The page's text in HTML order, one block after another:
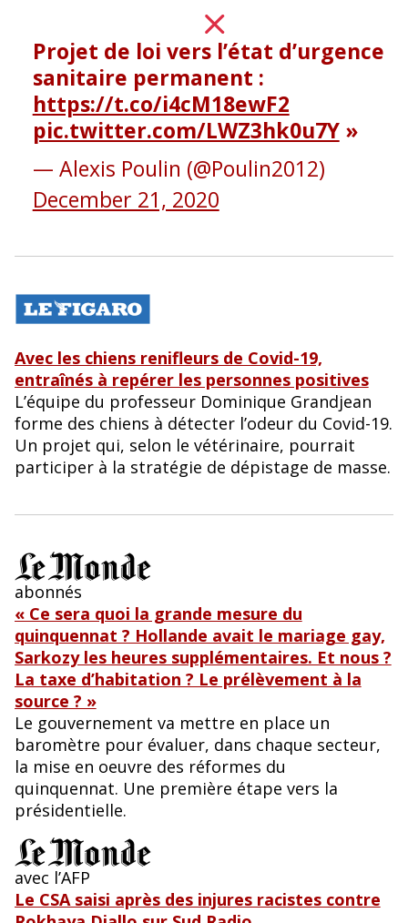
Projet de loi vers l’état d’urgence
sanitaire permanent :
https://t.co/i4cM18ewF2
pic.twitter.com/LWZ3hk0u7Y
— Alexis Poulin (@Poulin2012)
December 21, 2020
Avec les chiens renifleurs de Covid-19,
entraînés à repérer les personnes positives
L’équipe du professeur Dominique Grandjean
forme des chiens à détecter l’odeur du Covid-19.
Un projet qui, selon le vétérinaire, pourrait
participer à la stratégie de dépistage de masse.
abonnés
« Ce sera quoi la grande mesure du
quinquennat ? Hollande avait le mariage gay,
Sarkozy les heures supplémentaires. Et nous ?
La taxe d’habitation ? Le prélèvement à la
source ? »
Le gouvernement va mettre en place un
baromètre pour évaluer, dans chaque secteur,
la mise en oeuvre des réformes du
quinquennat. Une première étape vers la
présidentielle.
avec l’AFP
Le CSA saisi après des injures racistes contre